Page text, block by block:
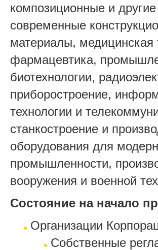
композиционные и другие
современные
материалы, медицинская
фармацевтика,
биотехнологии,
приборостроение,
технологии и
станкостроение и
оборудования для
промышленности,
вооружения и военной
Состояние на начало
Организации
Собственные